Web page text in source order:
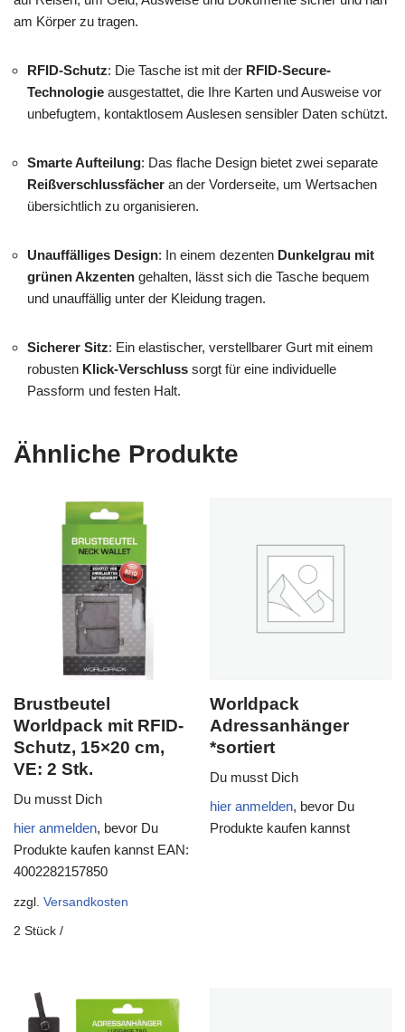
am Körper zu tragen.
RFID-Schutz: Die Tasche ist mit der RFID-Secure-
Technologie ausgestattet, die Ihre Karten und Ausweise vor
unbefugtem, kontaktlosem Auslesen sensibler Daten schützt.
Smarte Aufteilung: Das flache Design bietet zwei separate
Reißverschlussfächer an der Vorderseite, um Wertsachen
übersichtlich zu organisieren.
Unauffälliges Design: In einem dezenten Dunkelgrau mit
grünen Akzenten gehalten, lässt sich die Tasche bequem
und unauffällig unter der Kleidung tragen.
Sicherer Sitz: Ein elastischer, verstellbarer Gurt mit einem
robusten Klick-Verschluss sorgt für eine individuelle
Passform und festen Halt.
Ähnliche Produkte
Brustbeutel
Worldpack mit RFID-
Schutz, 15×20 cm,
VE: 2 Stk.
Du musst Dich
hier anmelden, bevor Du
Produkte kaufen kannst EAN:
4002282157850
zzgl. Versandkosten
2 Stück /
Worldpack
Adressanhänger
*sortiert
Du musst Dich
hier anmelden, bevor Du
Produkte kaufen kannst